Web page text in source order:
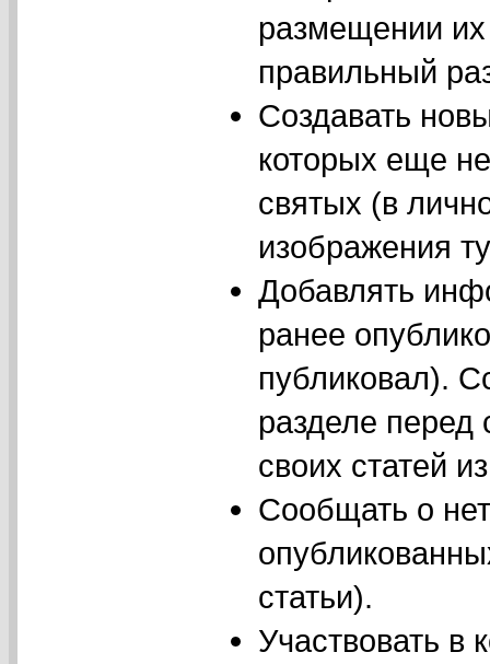
размещении их
правильный
Создавать
которых еще
святых (в
изображения
Добавлять
ранее
публиковал).
разделе перед
своих статей
Сообщать о
статьи).
Участвовать в